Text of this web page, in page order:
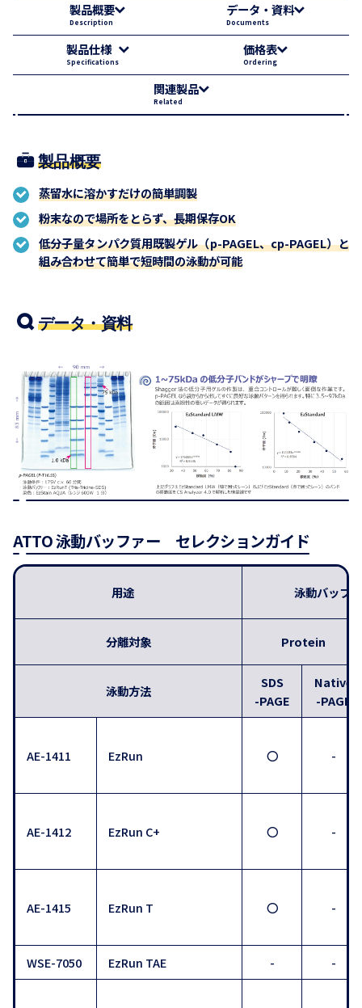
製品概要
Description
データ・資料
Documents
製品仕様
Specifications
価格表
Ordering
関連製品
Related
製品概要
蒸留水に溶かすだけの簡単調製
粉末なので場所をとらず、長期保存OK
低分子量タンパク質用既製ゲル（p-PAGEL、cp-PAGEL）と
組み合わせて簡単で短時間の泳動が可能
データ・資料
ATTO 泳動バッファー セレクションガイド
用途 泳動バッフ
分離対象 Protein
泳動方法
SDS
-PAGE
Native
-PAGE
AE-1411 EzRun 〇 -
AE-1412 EzRun C+ 〇 -
AE-1415 EzRun T 〇 -
WSE-7050 EzRun TAE - -